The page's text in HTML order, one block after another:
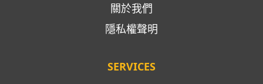
關於我們
隱私權聲明
SERVICES